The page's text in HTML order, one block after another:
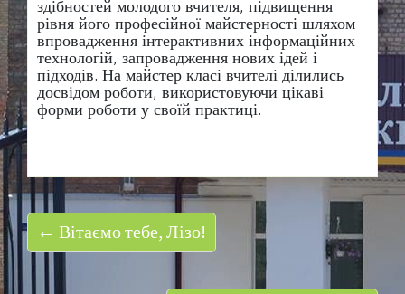
здібностей молодого вчителя, підвищення
рівня його професійної майстерності шляхом
впровадження інтерактивних інформаційних
технологій, запровадження нових ідей і
підходів. На майстер класі вчителі ділились
досвідом роботи, використовуючи цікаві
форми роботи у своїй практиці.
← Вітаємо тебе, Лізо!